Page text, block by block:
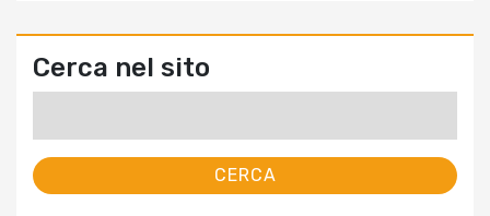
Cerca nel sito